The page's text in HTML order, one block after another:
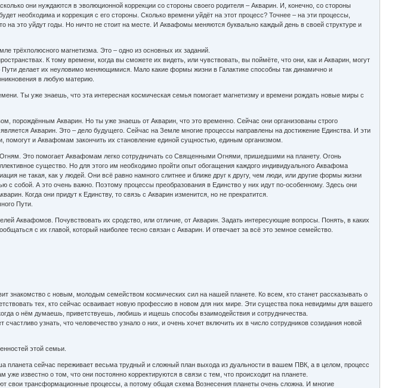
они нуждаются в эволюционной коррекции со стороны своего родителя – Акварин. И, конечно, со стороны
необходима и коррекция с его стороны. Сколько времени уйдёт на этот процесс? Точнее – на эти процессы,
это уйдут годы. Но ничто не стоит на месте. И Аквафомы меняются буквально каждый день в своей структуре и
трёхполюсного магнетизма. Это – одно из основных их заданий.
К тому времени, когда вы сможете их видеть, или чувствовать, вы поймёте, что они, как и Акварин, могут
делает их неуловимо меняющимися. Мало какие формы жизни в Галактике способны так динамично и
в любую материю.
Ты уже знаешь, что эта интересная космическая семья помогает магнетизму и времени рождать новые миры с
порождённым Акварин. Но ты уже знаешь от Акварин, что это временно. Сейчас они организованы строго
Акварин. Это – дело будущего. Сейчас на Земле многие процессы направлены на достижение Единства. И эти
и Аквафомам закончить их становление единой сущностью, единым организмом.
Это помогает Аквафомам легко сотрудничать со Священными Огнями, пришедшими на планету. Огонь
существо. Но для этого им необходимо пройти опыт обогащения каждого индивидуального Аквафома
не такая, как у людей. Они всё равно намного слитнее и ближе друг к другу, чем люди, или другие формы жизни
с собой. А это очень важно. Поэтому процессы преобразования в Единство у них идут по-особенному. Здесь они
Когда они придут к Единству, то связь с Акварин изменится, но не прекратится.
Пути.
Аквафомов. Почувствовать их сродство, или отличие, от Акварин. Задать интересующие вопросы. Понять, в каких
с их главой, который наиболее тесно связан с Акварин. И отвечает за всё это земное семейство.
знакомство с новым, молодым семейством космических сил на нашей планете. Ко всем, кто станет рассказывать о
тех, кто сейчас осваивает новую профессию в новом для них мире. Эти существа пока невидимы для вашего
о нём думаешь, приветствуешь, любишь и ищешь способы взаимодействия и сотрудничества.
узнать, что человечество узнало о них, и очень хочет включить их в число сотрудников созидания новой
этой семьи.
сейчас переживает весьма трудный и сложный план выхода из дуальности в вашем ПВК, а в целом, процесс
известно о том, что они постоянно корректируются в связи с тем, что происходит на планете.
свои трансформационные процессы, а потому общая схема Вознесения планеты очень сложна. И многие